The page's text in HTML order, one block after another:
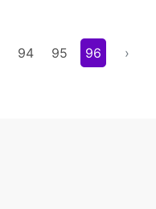
94 95 96 ›